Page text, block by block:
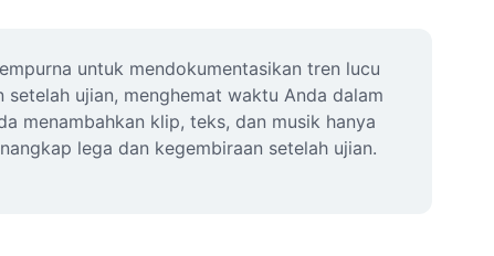
untuk mendokumentasikan tren lucu
ujian, menghemat waktu Anda dalam
menambahkan klip, teks, dan musik hanya
lega dan kegembiraan setelah ujian.